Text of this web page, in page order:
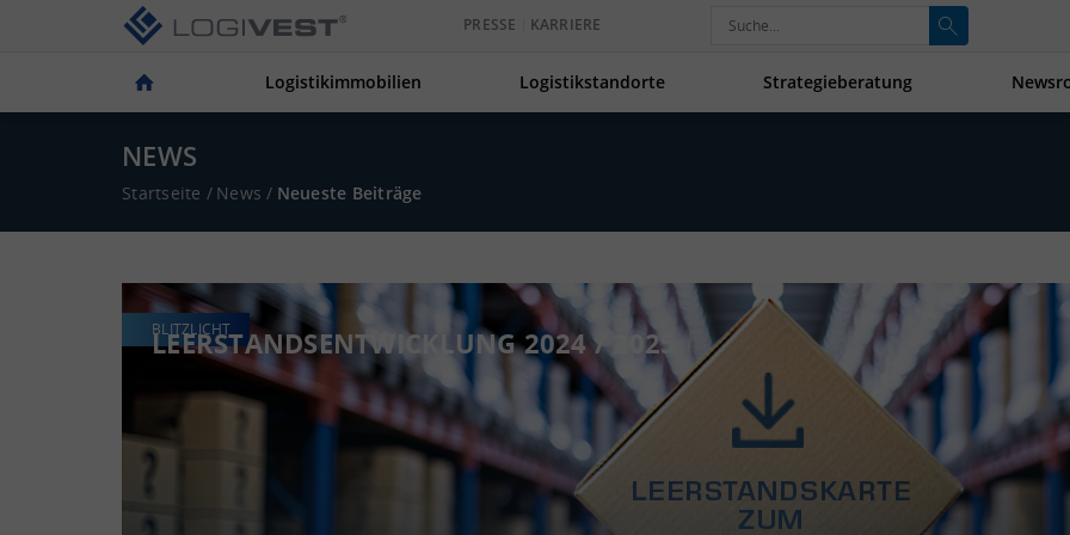
PRESSE KARRIERE
Logistikimmobilien Logistikstandorte Strategieberatung
NEWS
Startseite / News / Neueste Beiträge
BLITZLICHT
LEERSTANDSENTWICKLUNG 2024 / 2025